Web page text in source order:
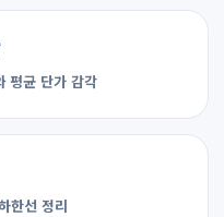
평균 단가 감각
한선 정리